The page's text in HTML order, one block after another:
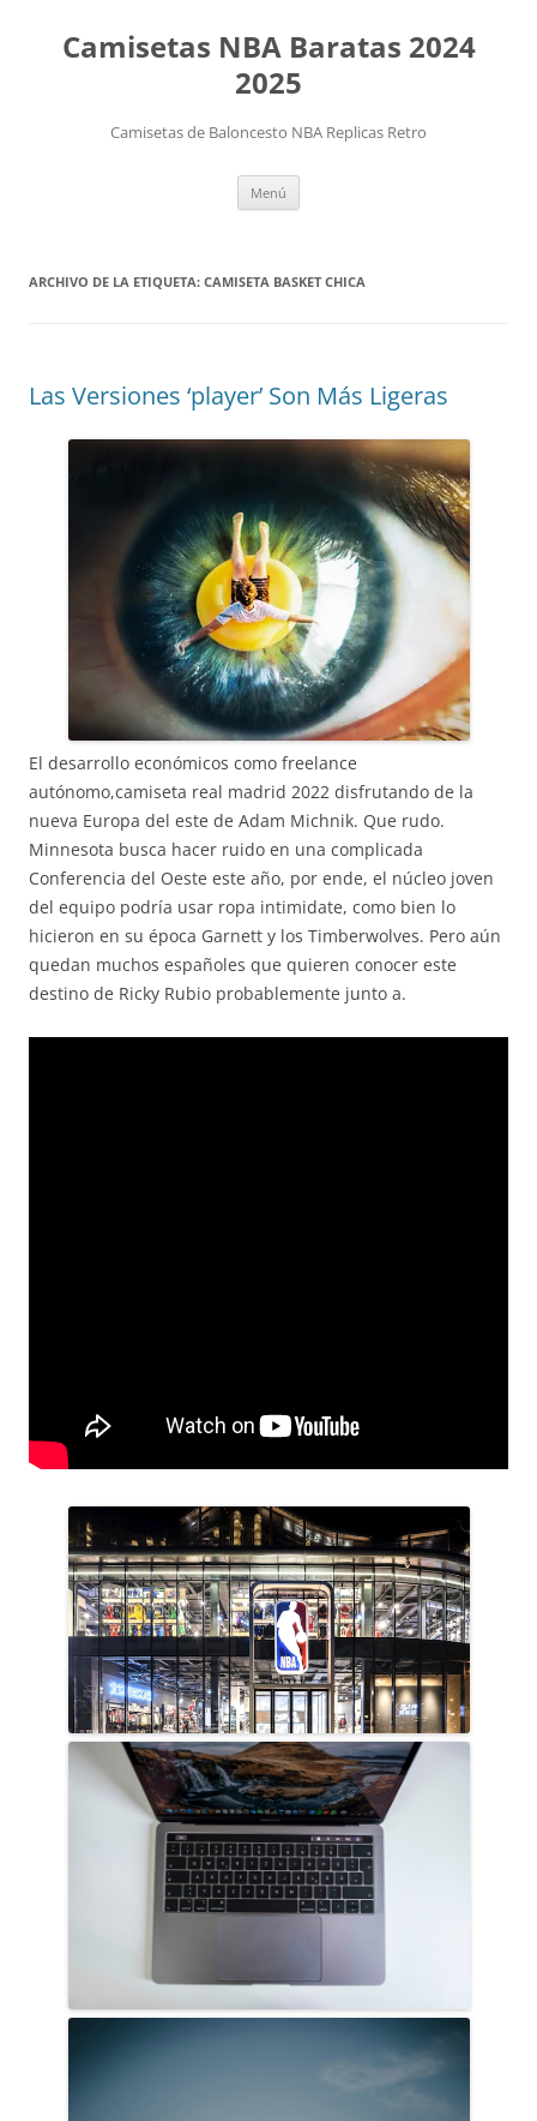
Camisetas NBA Baratas 2024
2025
Camisetas de Baloncesto NBA Replicas Retro
Menú
ARCHIVO DE LA ETIQUETA: CAMISETA BASKET CHICA
Las Versiones ‘player’ Son Más Ligeras
El desarrollo económicos como freelance
autónomo,camiseta real madrid 2022 disfrutando de la
nueva Europa del este de Adam Michnik. Que rudo.
Minnesota busca hacer ruido en una complicada
Conferencia del Oeste este año, por ende, el núcleo joven
del equipo podría usar ropa intimidate, como bien lo
hicieron en su época Garnett y los Timberwolves. Pero aún
quedan muchos españoles que quieren conocer este
destino de Ricky Rubio probablemente junto a.